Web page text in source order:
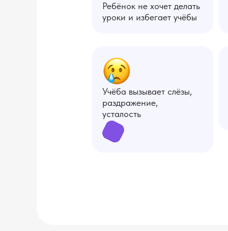
Учёба вызывает слёзы,
раздражение,
усталость
Ребёнок не хочет делать
уроки и избегает учёбы